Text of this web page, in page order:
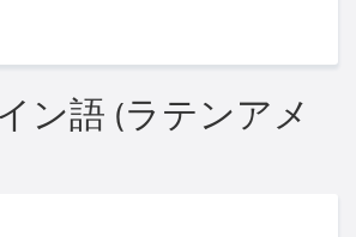
ン語 (ラテンアメ